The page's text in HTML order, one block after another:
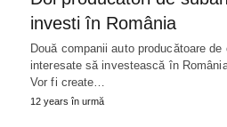
investi în România
Două companii auto producătoare
interesate să investească în
Vor fi create…
12 years în urmă